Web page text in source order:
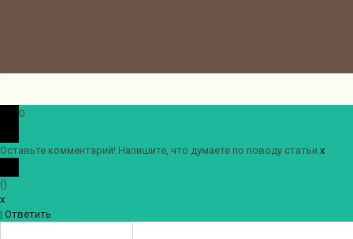
0
Оставьте комментарий! Напишите, что думаете по поводу статьи.x
()
x
| Ответить